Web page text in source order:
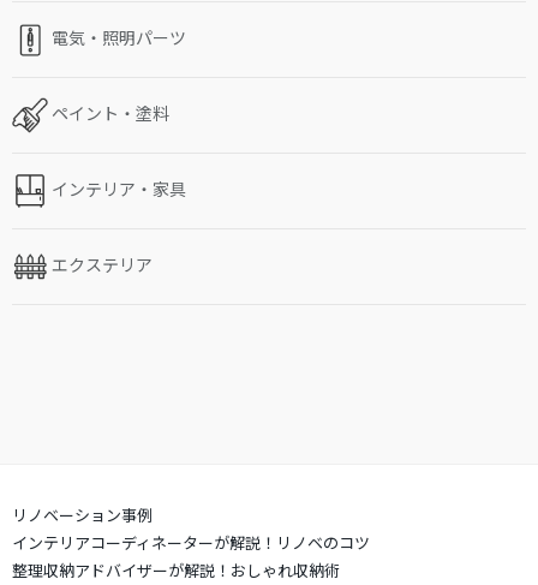
電気・照明パーツ
ペイント・塗料
インテリア・家具
エクステリア
リノベーション事例
インテリアコーディネーターが解説！リノベのコツ
整理収納アドバイザーが解説！おしゃれ収納術